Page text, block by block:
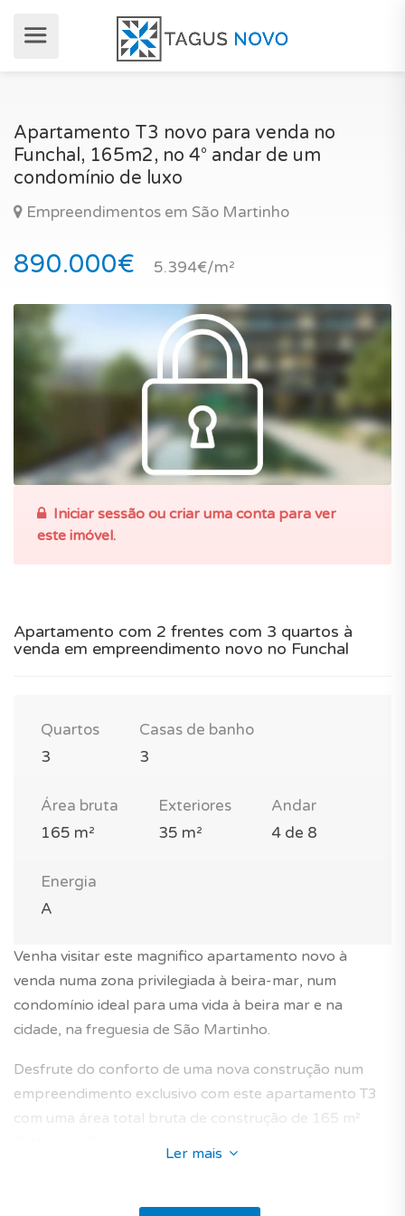
Apartamento T3 novo para venda no
Funchal, 165m2, no 4° andar de um
condomínio de luxo
Empreendimentos em São Martinho
890.000€ 5.394€/m²
Iniciar sessão ou criar uma conta para ver
este imóvel.
Apartamento com 2 frentes com 3 quartos à
venda em empreendimento novo no Funchal
Quartos
3
Casas de banho
3
Área bruta
165 m²
Exteriores
35 m²
Andar
4 de 8
Energia
A
Venha visitar este magnifico apartamento novo à
venda numa zona privilegiada à beira-mar, num
condomínio ideal para uma vida à beira mar e na
cidade, na freguesia de São Martinho.
Desfrute do conforto de uma nova construção num
empreendimento exclusivo com este apartamento T3
com uma área total bruta de construção de 165 m²
freguesia de São Martinho no 4° andar de um prédio
Ler mais